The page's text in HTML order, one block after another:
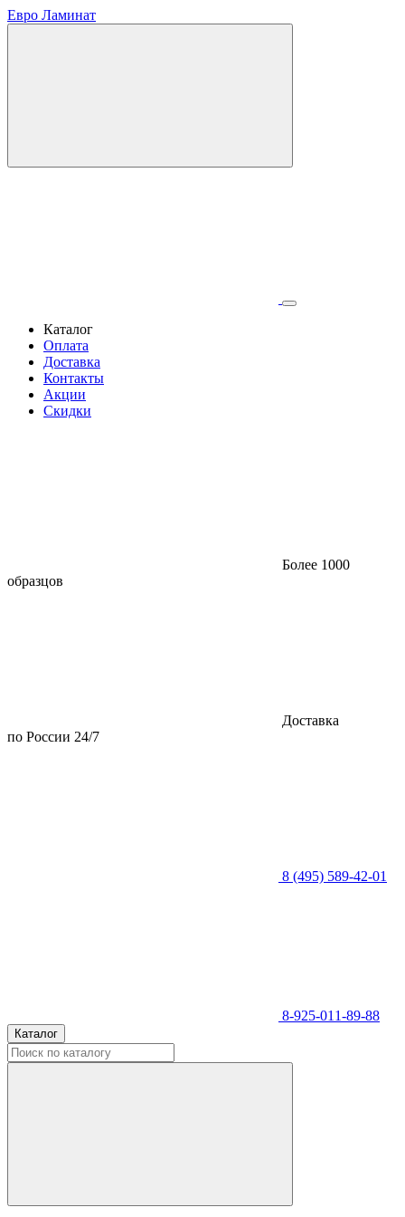
Евро Ламинат
Каталог
Оплата
Доставка
Контакты
Акции
Скидки
Более 1000
образцов
Доставка
по России 24/7
8 (495) 589-42-01
8-925-011-89-88
Каталог